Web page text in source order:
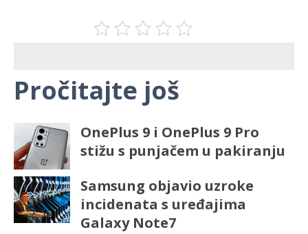
Pročitajte još
OnePlus 9 i OnePlus 9 Pro
stižu s punjačem u pakiranju
Samsung objavio uzroke
incidenata s uređajima
Galaxy Note7